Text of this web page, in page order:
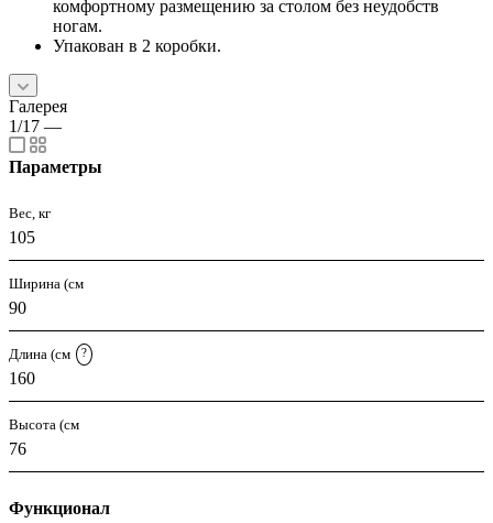
комфортному размещению за столом без неудобств
ногам.
Упакован в 2 коробки.
Галерея
1/17 —
Параметры
Вес, кг
105
Ширина (см
90
Длина (см ?
160
Высота (см
76
Функционал